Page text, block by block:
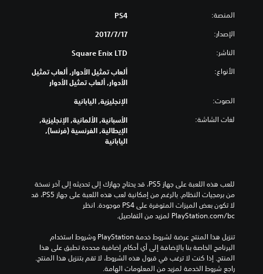
المنصة: PS4
الإصدار: 17‏/7‏/2017
الناشر: Square Enix LTD
الأنواع:
ألعاب تمثيل الأدوار, ألعاب تمثيل
الأدوار, ألعاب تمثيل الأدوار
الصوت: الإنجليزية, اليابانية
لغات الشاشة:
الأسبانية, الألمانية, الإنجليزية,
الإيطالية, الفرنسية (فرنسا),
اليابانية
للعب هذه اللعبة على جهاز PS5، قد يحتاج جهازك إلى تحديثه إلى آخر نسخة
من برمجيات النظام. بالرغم من إمكانية لعب هذه اللعبة على جهاز PS5، قد
لا تكون بعض الميزات المتوفرة على PS4 موجودة. انظر
‎PlayStation.com/bc لمزيد من التفاصيل.
تنزيل هذا المنتج عرضة لشروط خدمة‫ PlayStation وشروط استخدام
البرنامج الخاصة بنا بالإضافة إلى أي أحكام إضافية محددة تطبق على هذا
المنتج. إذا كنت لا ترغب في قبول هذه الشروط، لا تقم بتنزيل هذا المنتج.
راجع شروط الخدمة لمزيد من المعلومات الهامة.